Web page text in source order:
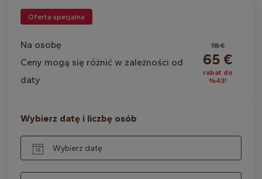
Oferta specjalna
Na osobę
Ceny mogą się różnić w zależności od
daty
115 €
65 €
rabat do
%43!
Wybierz datę i liczbę osób
Wybierz datę